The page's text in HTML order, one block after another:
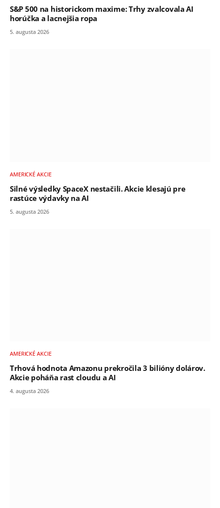
S&P 500 na historickom maxime: Trhy zvalcovala AI
horúčka a lacnejšia ropa
5. augusta 2026
AMERICKÉ AKCIE
Silné výsledky SpaceX nestačili. Akcie klesajú pre
rastúce výdavky na AI
5. augusta 2026
AMERICKÉ AKCIE
Trhová hodnota Amazonu prekročila 3 bilióny dolárov.
Akcie poháňa rast cloudu a AI
4. augusta 2026